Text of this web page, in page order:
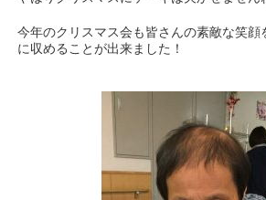
今年のクリスマス会も皆さんの素敵な笑顔
に収めることが出来ました！